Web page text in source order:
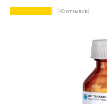
(40отзывов)